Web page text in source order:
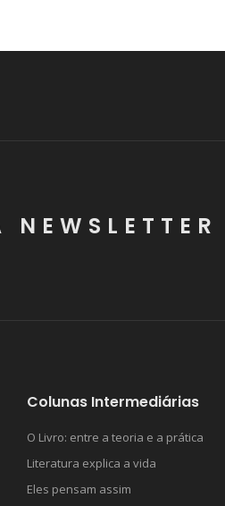
Colunas Intermediárias
O Livro: entre a teoria e a prática
Literatura explica a vida
Eles pensam assim